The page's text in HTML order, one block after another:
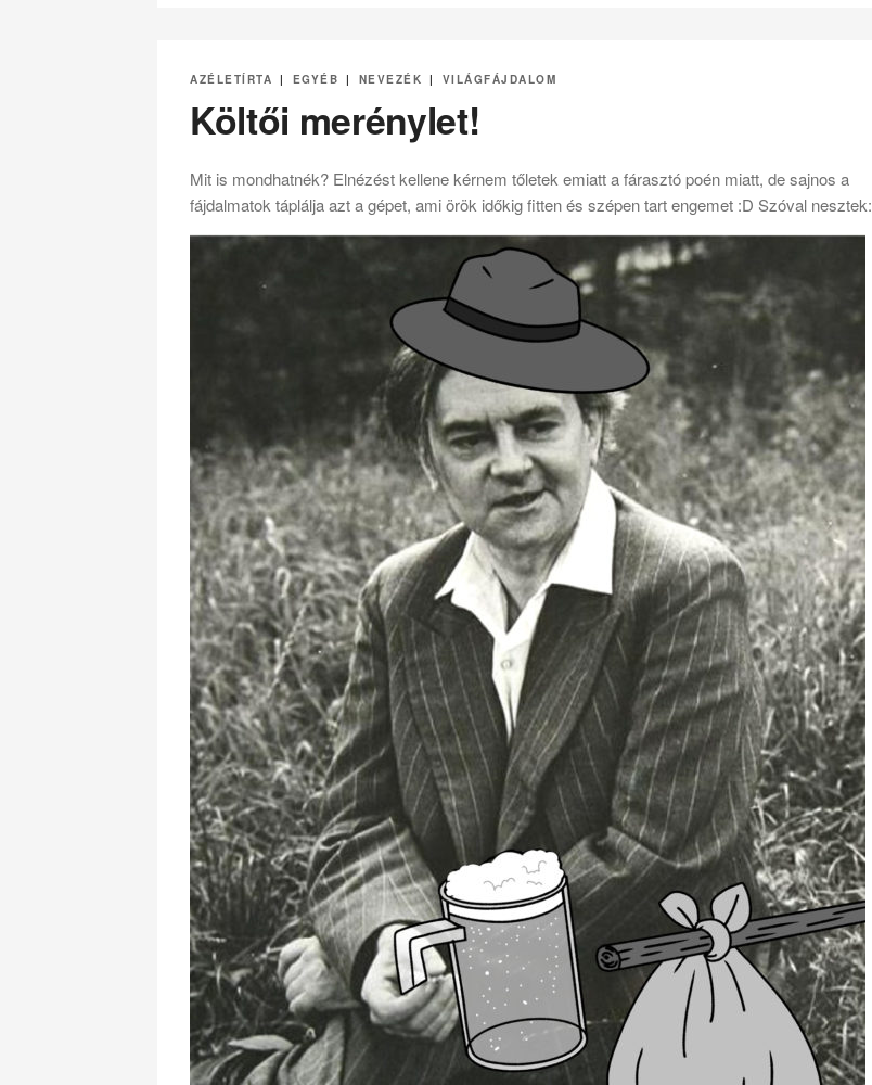
AZÉLETÍRTA | EGYÉB | NEVEZÉK | VILÁGFÁJDALOM
Költői merénylet!
Mit is mondhatnék? Elnézést kellene kérnem tőletek emiatt a fárasztó poén miatt, de sajnos a
fájdalmatok táplálja azt a gépet, ami örök időkig fitten és szépen tart engemet :D Szóval nesztek: